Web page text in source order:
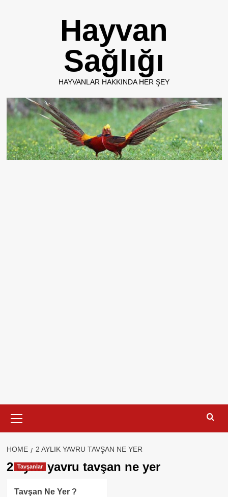
Hayvan
Sağlığı
HAYVANLAR HAKKINDA HER ŞEY
Menu
HOME 2 AYLIK YAVRU TAVŞAN NE YER
2 aylık yavru tavşan ne yer
Tavşanlar
Tavşan Ne Yer ?